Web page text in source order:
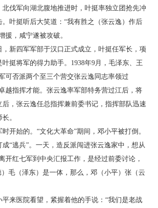
伐军向湖北腹地推进时，叶挺率独立团抢先冲
叶挺听后大笑道：“我有胜之（张云逸）作后
援，咸宁遂被攻破。
新四军军部于汉口正式成立，叶挺任军长，项
挺将军的得力助手。1938年9月，毛泽东、王
可否派两个至三个营交张云逸同志率领过
越指挥才能。张云逸率军部特务营过江后，将
，张云逸任总指挥兼前委书记，指挥部队迅速
。
始的。“文化大革命”期间，邓小平被打倒。
“逃兵”。一天，造反派闯进张云逸家中，想从
红七军到中央汇报工作，是经过前委讨论，
毛（泽东）是一体，那么，邓（小平）张（云
来医院看望，紧握着他的手说：“我们是老战